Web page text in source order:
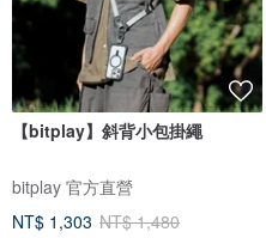
【bitplay】斜背小包掛繩
bitplay 官方直營
NT$ 1,303 NT$ 1,480